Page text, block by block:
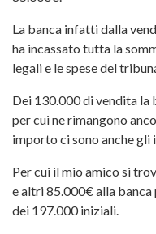
La banca infatti dalla
ha incassato tutta la
legali e le spese del
Dei 130.000 di vendita la
per cui ne rimangono
importo ci sono anche gli
Per cui il mio amico si
e altri 85.000€ alla
dei 197.000 iniziali.